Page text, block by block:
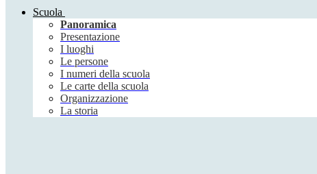
Scuola
Panoramica
Presentazione
I luoghi
Le persone
I numeri della scuola
Le carte della scuola
Organizzazione
La storia